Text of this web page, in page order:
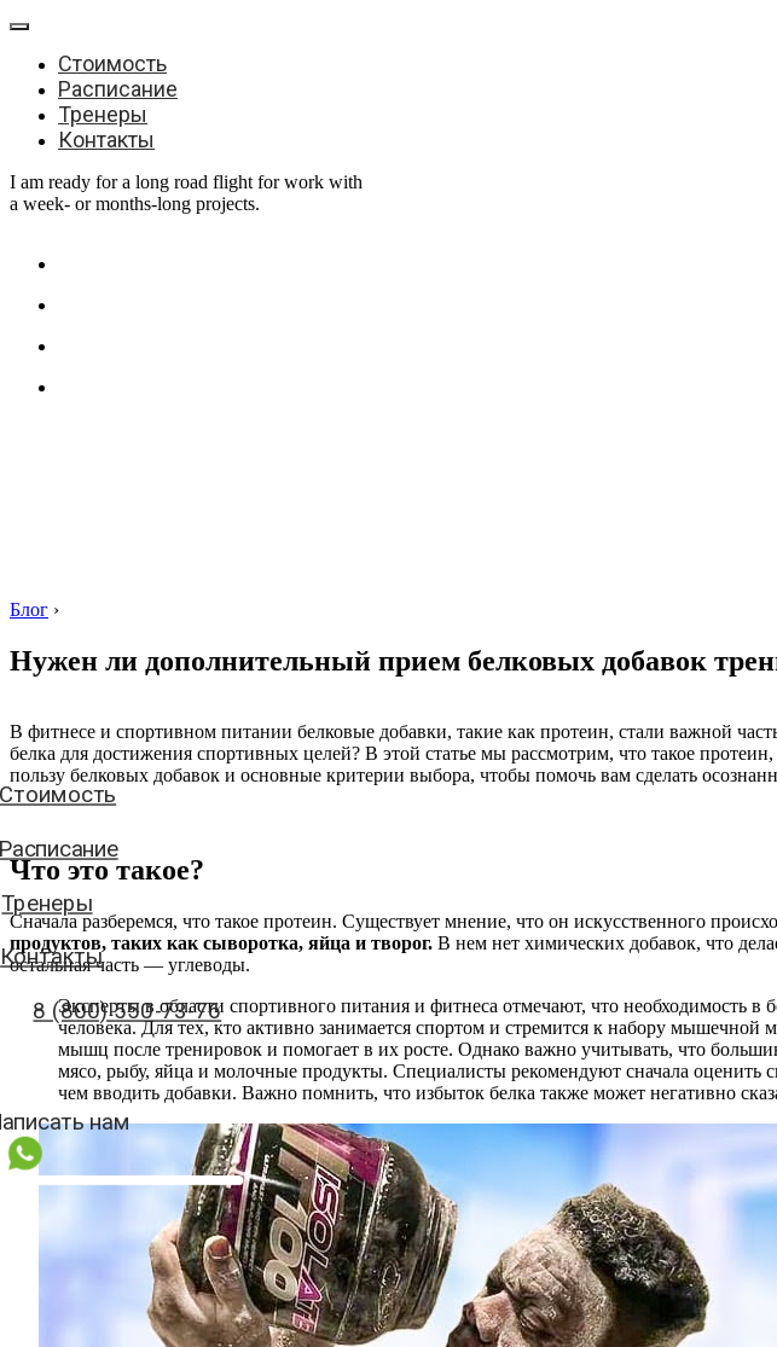
Стоимость
Расписание
Тренеры
Контакты
I am ready for a long road flight for work with
a week- or months-long projects.
Тренеры
Контакты
8 (800) 550-73-76
нам
Блог ›
Нужен ли дополнительный прием белковых добавок
В фитнесе и спортивном питании белковые добавки, такие как протеин, стали важной
белка для достижения спортивных целей? В этой статье мы рассмотрим, что такое
пользу белковых добавок и основные критерии выбора, чтобы помочь вам сделать
Что это такое?
Сначала разберемся, что такое протеин. Существует мнение, что он искусственного
продуктов, таких как сыворотка, яйца и творог. В нем нет химических добавок, что
остальная часть — углеводы.
Эксперты в области спортивного питания и фитнеса отмечают, что необходимость
человека. Для тех, кто активно занимается спортом и стремится к набору
мышц после тренировок и помогает в их росте. Однако важно учитывать, что
мясо, рыбу, яйца и молочные продукты. Специалисты рекомендуют сначала оценить
чем вводить добавки. Важно помнить, что избыток белка также может негативно